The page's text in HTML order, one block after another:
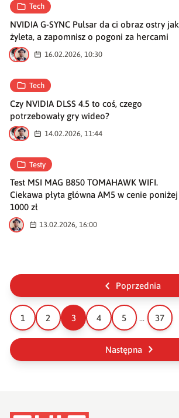
Tech
NVIDIA G-SYNC Pulsar da ci obraz ostry jak
żyleta, a zapomnisz o pogoni za hercami
MM 16.02.2026, 10:30
Tech
Czy NVIDIA DLSS 4.5 to coś, czego
potrzebowały gry wideo?
MM 14.02.2026, 11:44
Testy
Test MSI MAG B850 TOMAHAWK WIFI.
Ciekawa płyta główna AM5 w cenie poniżej
1000 zł
M
13.02.2026, 16:00
Poprzednia
1 2 3 4 5 ... 37
Następna